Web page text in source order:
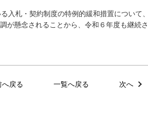
入札・契約制度の特例的緩和措置について、
が懸念されることから、令和６年度も継続
へ戻る 一覧へ戻る 次へ